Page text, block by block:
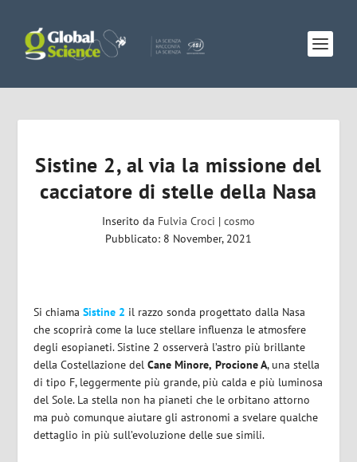
Sistine 2, al via la missione del
cacciatore di stelle della Nasa
Inserito da Fulvia Croci | cosmo
Pubblicato: 8 November, 2021
Si chiamaSistine 2 il razzo sonda progettato dalla Nasa
che scoprirà come la luce stellare influenza le atmosfere
degli esopianeti. Sistine 2 osserverà l’astro più brillante
della Costellazione del Cane Minore, Procione A, una stella
di tipo F, leggermente più grande, più calda e più luminosa
del Sole. La stella non ha pianeti che le orbitano attorno
ma può comunque aiutare gli astronomi a svelare qualche
dettaglio in più sull’evoluzione delle sue simili.